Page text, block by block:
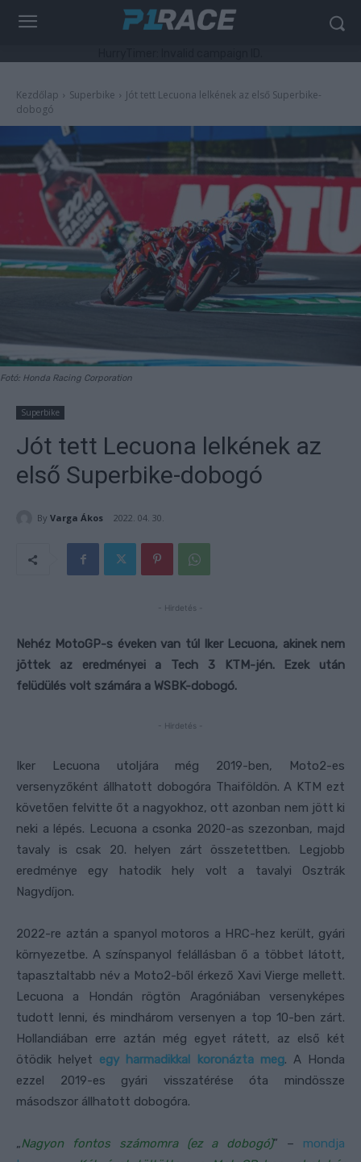
Kezdőlap Superbike
Jót tett Lecuona lelkének az első Superbike-
dobogó
Fotó: Honda Racing Corporation
Superbike
Jót tett Lecuona lelkének az
első Superbike-dobogó
By Varga Ákos 2022. 04. 30.
- Hirdetés -
Nehéz MotoGP-s éveken van túl Iker Lecuona, akinek nem
jöttek az eredményei a Tech 3 KTM-jén. Ezek után
felüdülés volt számára a WSBK-dobogó.
- Hirdetés -
Iker Lecuona utoljára még 2019-ben, Moto2-es
versenyzőként állhatott dobogóra Thaiföldön. A KTM ezt
követően felvitte őt a nagyokhoz, ott azonban nem jött ki
neki a lépés. Lecuona a csonka 2020-as szezonban, majd
tavaly is csak 20. helyen zárt összetettben. Legjobb
eredménye egy hatodik hely volt a tavalyi Osztrák
Nagydíjon.
2022-re aztán a spanyol motoros a HRC-hez került, gyári
környezetbe. A színspanyol felállásban ő a többet látott,
tapasztaltabb név a Moto2-ből érkező Xavi Vierge mellett.
Lecuona a Hondán rögtön Aragóniában versenyképes
tudott lenni, és mindhárom versenyen a top 10-ben zárt.
Hollandiában erre aztán még egyet rátett, az első két
ötödik helyet egy harmadikkal koronázta meg. A Honda
ezzel 2019-es gyári visszatérése óta mindössze
másodszor állhatott dobogóra.
„Nagyon fontos számomra (ez a dobogó)” – mondja